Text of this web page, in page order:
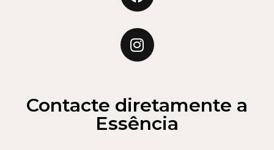
Contacte diretamente a
Essência